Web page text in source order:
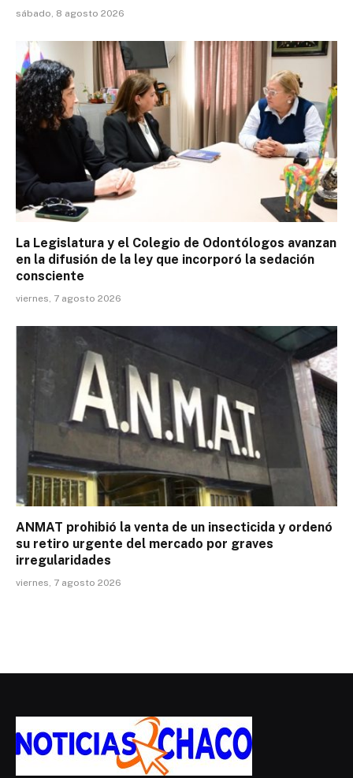
sábado, 8 agosto 2026
La Legislatura y el Colegio de Odontólogos avanzan
en la difusión de la ley que incorporó la sedación
consciente
viernes, 7 agosto 2026
ANMAT prohibió la venta de un insecticida y ordenó
su retiro urgente del mercado por graves
irregularidades
viernes, 7 agosto 2026